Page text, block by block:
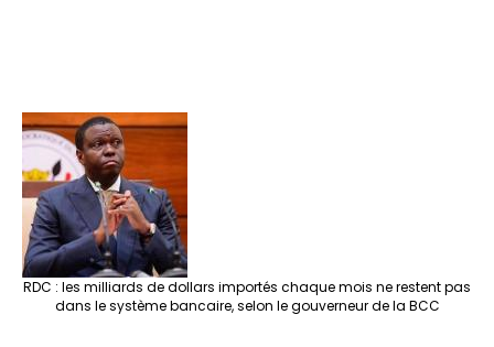
RDC : les milliards de dollars importés chaque mois ne restent pas
dans le système bancaire, selon le gouverneur de la BCC